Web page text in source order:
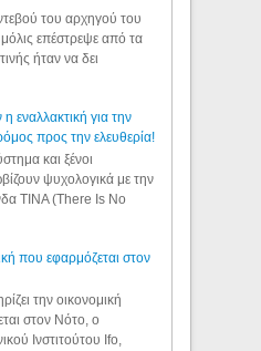
του αρχηγού του
επέστρεψε από τα
ήταν να δει
εναλλακτική για την
προς την ελευθερία!
και ξένοι
ψυχολογικά με την
TINA (There Is No
που εφαρμόζεται στον
την οικονομική
στον Νότο, ο
Ινστιτούτου Ifo,